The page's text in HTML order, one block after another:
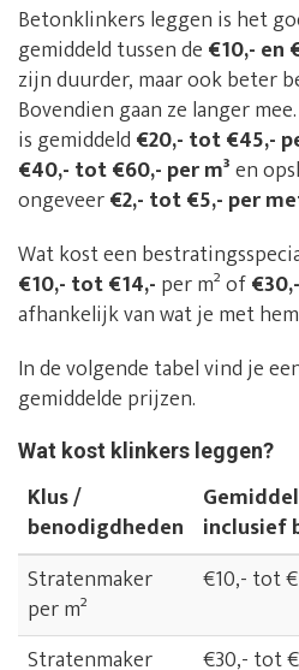
Betonklinkers leggen is het
gemiddeld tussen de €10,- en
zijn duurder, maar ook beter
Bovendien gaan ze langer
is gemiddeld €20,- tot €45,-
€40,- tot €60,- per m³en
ongeveer€2,- tot €5,- per
Wat kost een
€10,- tot €14,- per m² of
afhankelijk van wat je met
In de volgende tabel vind je
gemiddelde prijzen.
Wat kost klinkers leggen?
Klus /
benodigdheden inclusief
Stratenmaker
per m²
€10,- tot
Stratenmaker
€30,- tot